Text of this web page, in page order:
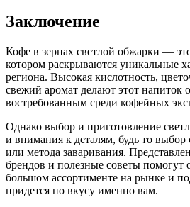
Заключение
Кофе в зернах светлой обжарки —
котором раскрываются уникальные
региона. Высокая кислотность,
свежий аромат делают этот напиток
востребованным среди кофейных
Однако выбор и приготовление
и внимания к деталям, будь то выбор
или метода заваривания.
брендов и полезные советы помогут
большом ассортименте на рынке и
придется по вкусу именно вам.